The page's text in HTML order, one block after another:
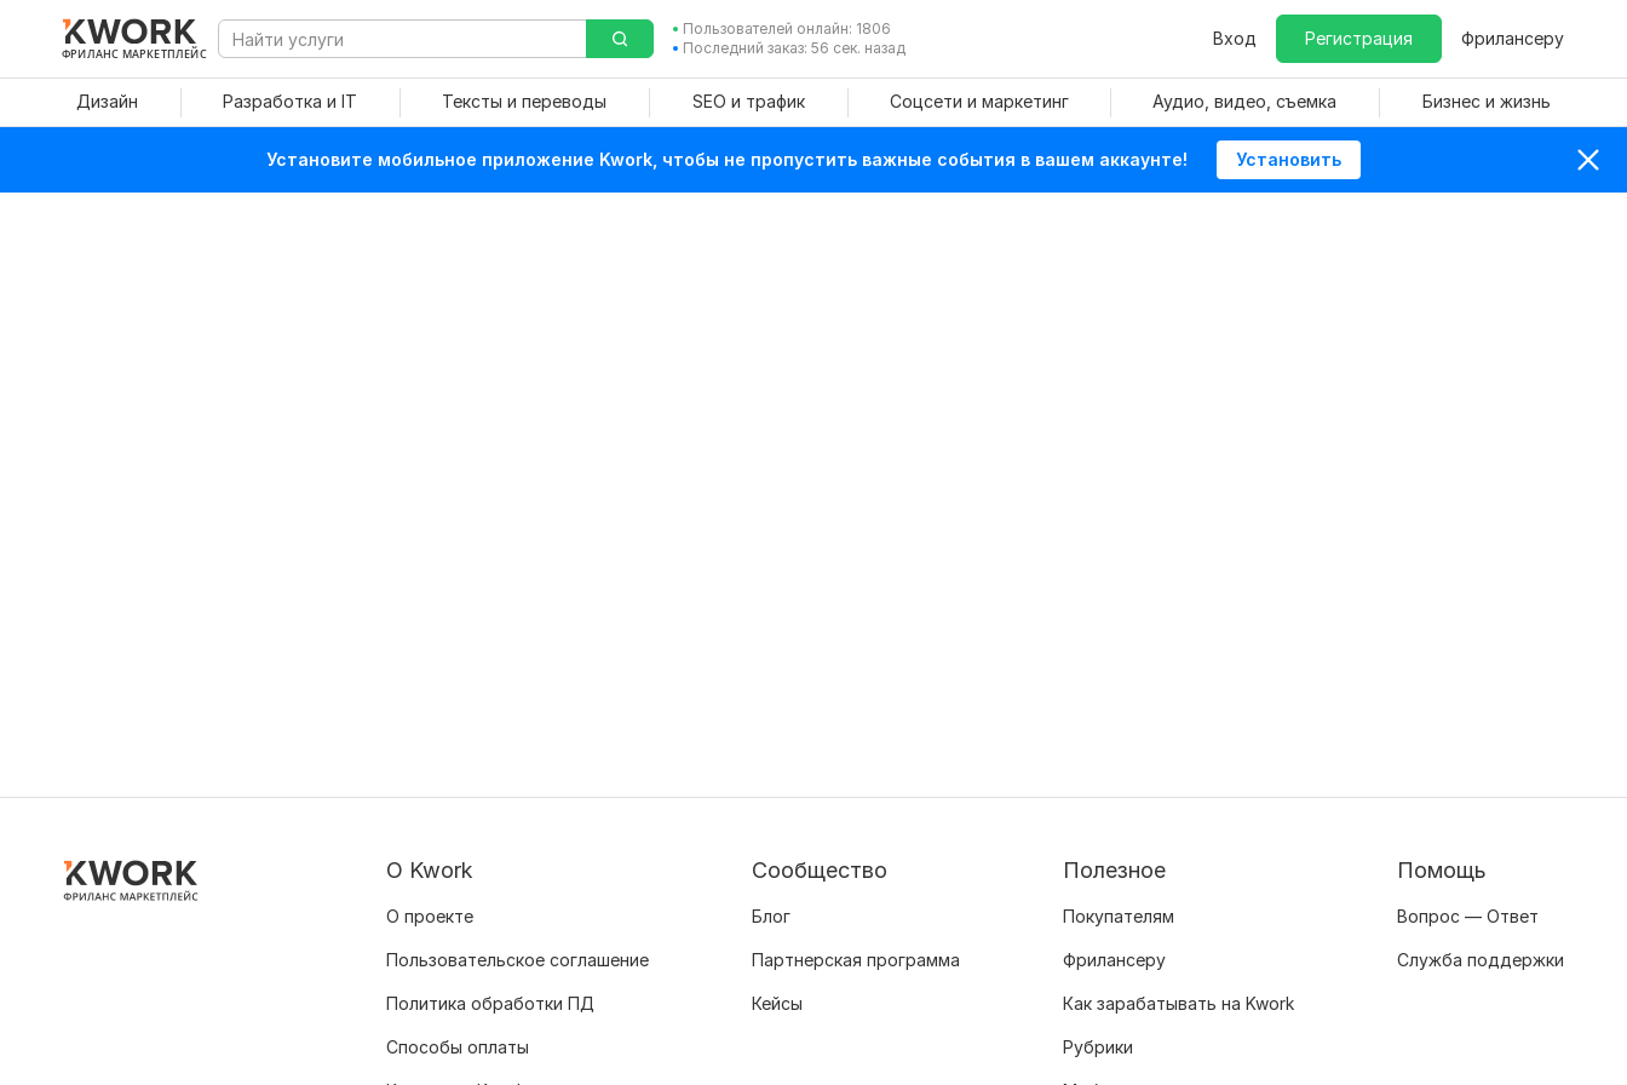
ФРИЛАНС МАРКЕТПЛЕЙС
Пользователей онлайн: 1806
Последний заказ: 56 сек. назад
Вход Регистрация Фрилансеру
Дизайн Разработка и IT Тексты и переводы SEO и трафик Соцсети и маркетинг Аудио, видео, съемка Бизнес и жизнь
Установите мобильное приложение Kwork, чтобы не пропустить важные события в вашем аккаунте! Установить
О Kwork
О проекте
Пользовательское соглашение
Политика обработки ПД
Способы оплаты
Сообщество
Блог
Партнерская программа
Кейсы
Полезное
Покупателям
Фрилансеру
Как зарабатывать на Kwork
Рубрики
Помощь
Вопрос — Ответ
Служба поддержки